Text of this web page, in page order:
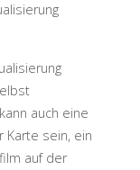
auch eine
sein, ein
auf der